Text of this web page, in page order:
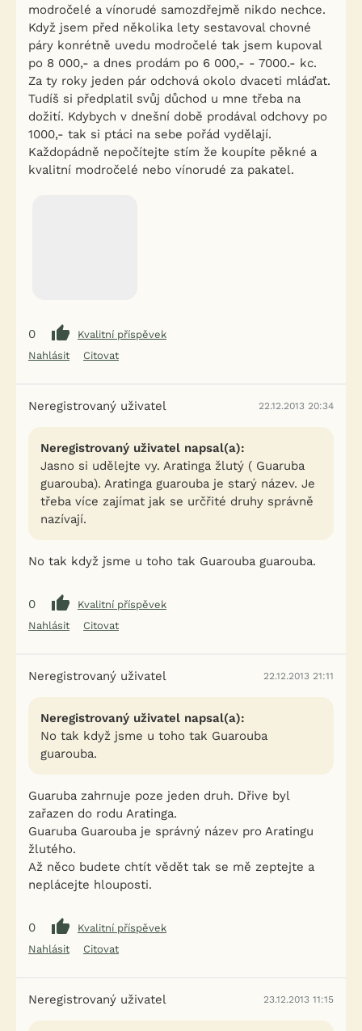
modročelé a vínorudé samozdřejmě nikdo nechce.
Když jsem před několika lety sestavoval chovné
páry konrétně uvedu modročelé tak jsem kupoval
po 8 000,- a dnes prodám po 6 000,- - 7000.- kc.
Za ty roky jeden pár odchová okolo dvaceti mláďat.
Tudíš si předplatil svůj důchod u mne třeba na
dožití. Kdybych v dnešní době prodával odchovy po
1000,- tak si ptáci na sebe pořád vydělají.
Každopádně nepočítejte stím že koupíte pěkné a
kvalitní modročelé nebo vínorudé za pakatel.
0
Kvalitní příspěvek
Nahlásit
Citovat
Neregistrovaný uživatel 22.12.2013 20:34
Neregistrovaný uživatel napsal(a):
Jasno si udělejte vy. Aratinga žlutý ( Guaruba
guarouba). Aratinga guarouba je starý název. Je
třeba více zajímat jak se určřité druhy správně
nazívají.
No tak když jsme u toho tak Guarouba guarouba.
0
Kvalitní příspěvek
Nahlásit
Citovat
Neregistrovaný uživatel 22.12.2013 21:11
Neregistrovaný uživatel napsal(a):
No tak když jsme u toho tak Guarouba
guarouba.
Guaruba zahrnuje poze jeden druh. Dřive byl
zařazen do rodu Aratinga.
Guaruba Guarouba je správný název pro Aratingu
žlutého.
Až něco budete chtít vědět tak se mě zeptejte a
neplácejte hlouposti.
0
Kvalitní příspěvek
Nahlásit
Citovat
Neregistrovaný uživatel 23.12.2013 11:15